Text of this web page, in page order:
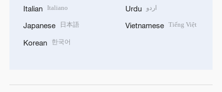
Italian Italiano
Japanese 日本語
Korean 한국어
Urdu اردو
Vietnamese Tiếng Việt